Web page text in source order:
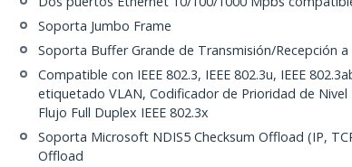
Soporta Jumbo Frame
Soporta Buffer Grande de Transmisión/Recepción a
Compatible con IEEE 802.3, IEEE 802.3u, IEEE
etiquetado VLAN, Codificador de Prioridad de Nivel
Flujo Full Duplex IEEE 802.3x
Soporta Microsoft NDIS5 Checksum Offload (IP,
Offload